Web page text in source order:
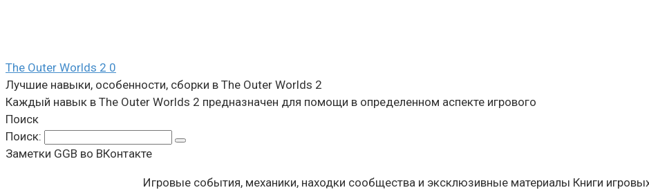
The Outer Worlds 2 0
Лучшие навыки, особенности, сборки в The Outer Worlds 2
Каждый навык в The Outer Worlds 2 предназначен для помощи в определенном аспекте игрового
Поиск
Поиск:
Заметки GGB во ВКонтакте
Игровые события, механики, находки сообщества и эксклюзивные материалы Книги